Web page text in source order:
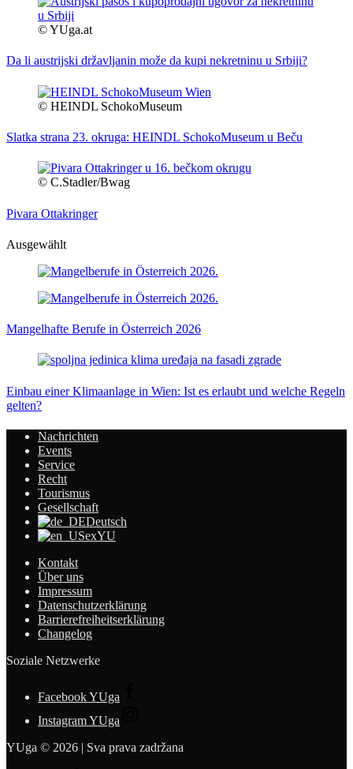
© YUga.at
Da li austrijski državljanin može da kupi nekretninu u Srbiji?
© HEINDL SchokoMuseum
Slatka strana 23. okruga: HEINDL SchokoMuseum u Beču
© C.Stadler/Bwag
Pivara Ottakringer
Ausgewählt
Mangelhafte Berufe in Österreich 2026
Einbau einer Klimaanlage in Wien: Ist es erlaubt und welche Regeln
gelten?
Nachrichten
Events
Service
Recht
Tourismus
Gesellschaft
Deutsch
exYU
Kontakt
Über uns
Impressum
Datenschutzerklärung
Barrierefreiheitserklärung
Changelog
Soziale Netzwerke
Facebook YUga
Instagram YUga
YUga © 2026 | Sva prava zadržana